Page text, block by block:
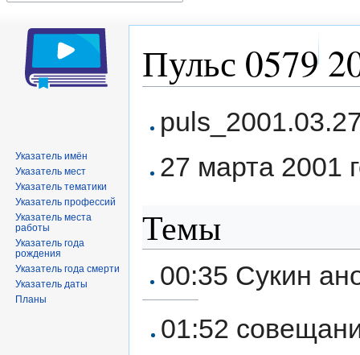
Пульс 0579
27 марта 2001
Темы
00:35 Сукин
01:52
Указатель имён
Указатель мест
Указатель тематики
Указатель профессий
Указатель места
работы
Указатель года
рождения
Указатель года смерти
Указатель даты
Планы